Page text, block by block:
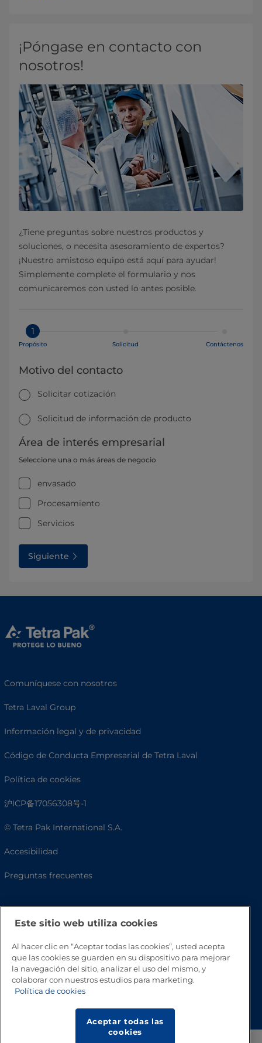
¡Póngase en contacto con
nosotros!
¿Tiene preguntas sobre nuestros productos y
soluciones, o necesita asesoramiento de expertos?
¡Nuestro amistoso equipo está aquí para ayudar!
Simplemente complete el formulario y nos
comunicaremos con usted lo antes posible.
1
Propósito Solicitud Contáctenos
Motivo del contacto
Solicitar cotización
Solicitud de información de producto
Área de interés empresarial
Seleccione una o más áreas de negocio
envasado
Procesamiento
Servicios
Siguiente
Comuníquese con nosotros
Tetra Laval Group
Información legal y de privacidad
Código de Conducta Empresarial de Tetra Laval
Política de cookies
沪ICP备17056308号-1
© Tetra Pak International S.A.
Accesibilidad
Preguntas frecuentes
Volver a inicio
Este sitio web utiliza cookies
Al hacer clic en “Aceptar todas las cookies”, usted acepta
que las cookies se guarden en su dispositivo para mejorar
la navegación del sitio, analizar el uso del mismo, y
colaborar con nuestros estudios para marketing.
Política de cookies
Aceptar todas las
cookies